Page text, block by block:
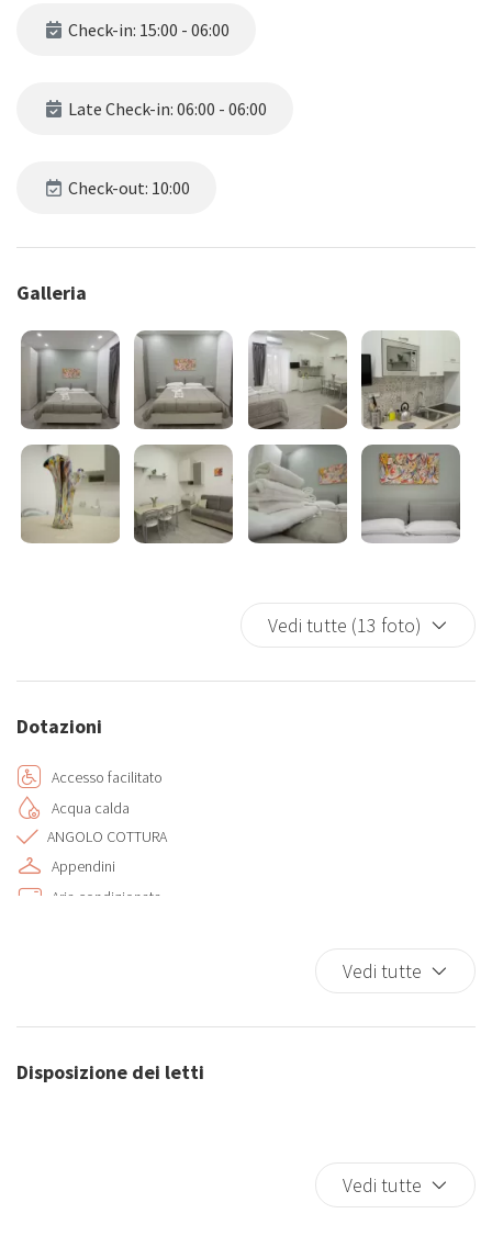
Luminoso e funzionale
Check-in: 15:00 - 06:00
Late Check-in: 06:00 - 06:00
Check-out: 10:00
Galleria
Vedi tutte (13 foto)
Dotazioni
Accesso facilitato
Acqua calda
ANGOLO COTTURA
Appendini
Aria condizionata
Climatizzatore
Vedi tutte
Disposizione dei letti
Vedi tutte